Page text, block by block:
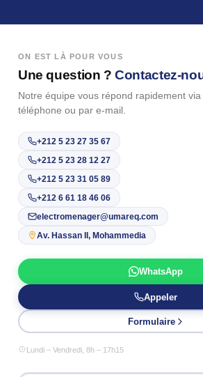
ON EST LÀ POUR VOUS
Une question ?Contactez-
Notre équipe vous répond rapidement
téléphone ou par e-mail.
+212 5 23 27 35 67
+212 5 23 28 12 27
+212 5 23 31 05 89
+212 6 61 18 46 06
electromenager@umareq.com
Av. Hassan II, Mohammedia
WhatsApp
Appeler
Formulaire
Lundi – Vendredi, 8h – 17h15